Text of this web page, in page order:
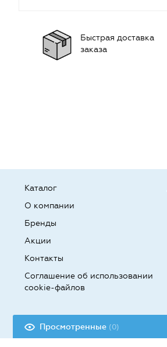
Быстрая доставка
заказа
Каталог
О компании
Бренды
Акции
Контакты
Соглашение об использовании
cookie-файлов
Разработка сайта:
Просмотренные (0)